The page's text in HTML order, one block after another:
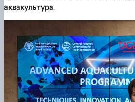
аквакультура.